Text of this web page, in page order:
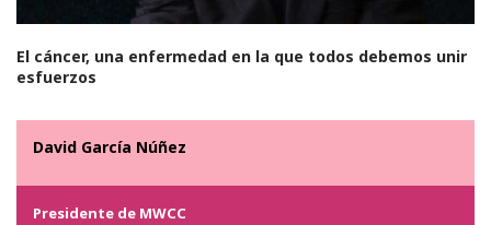
El cáncer, una enfermedad en la que todos debemos unir
esfuerzos
David García Núñez
Presidente de MWCC